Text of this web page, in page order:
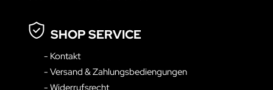
SHOP SERVICE
- Kontakt
- Versand & Zahlungsbediengungen
- Widerrufsrecht